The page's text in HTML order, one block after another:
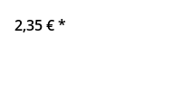
2,35 €*